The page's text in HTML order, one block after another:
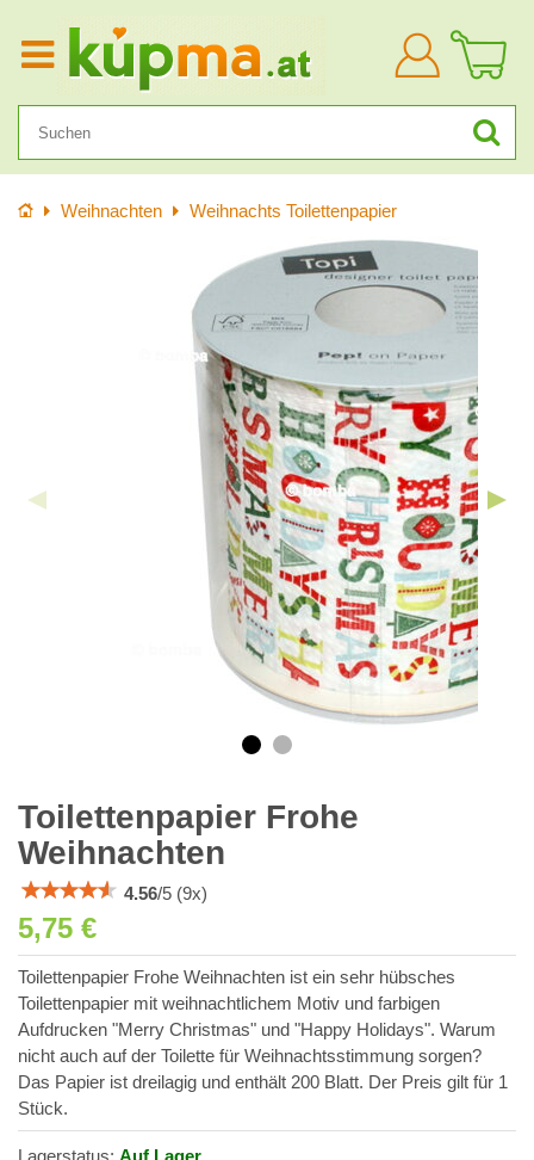
Anmelden
StartseiteWeihnachten Weihnachts Toilettenpapier
Toilettenpapier Frohe
Weihnachten
4.56/5 (9x)
5,75 €
Toilettenpapier Frohe Weihnachten ist ein sehr hübsches
Toilettenpapier mit weihnachtlichem Motiv und farbigen
Aufdrucken "Merry Christmas" und "Happy Holidays". Warum
nicht auch auf der Toilette für Weihnachtsstimmung sorgen?
Das Papier ist dreilagig und enthält 200 Blatt. Der Preis gilt für 1
Stück.